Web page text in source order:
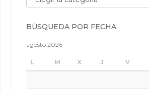
BÚSQUEDA POR FECHA:
agosto 2026
L M X J V